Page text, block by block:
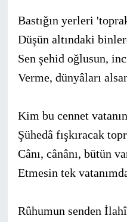
Bastığın yerleri
Düşün altındaki
Sen şehid oğlusun,
Verme, dünyâları
Kim bu cennet
Şühedâ fışkıracak
Cânı, cânânı, bütün
Etmesin tek
Rûhumun senden